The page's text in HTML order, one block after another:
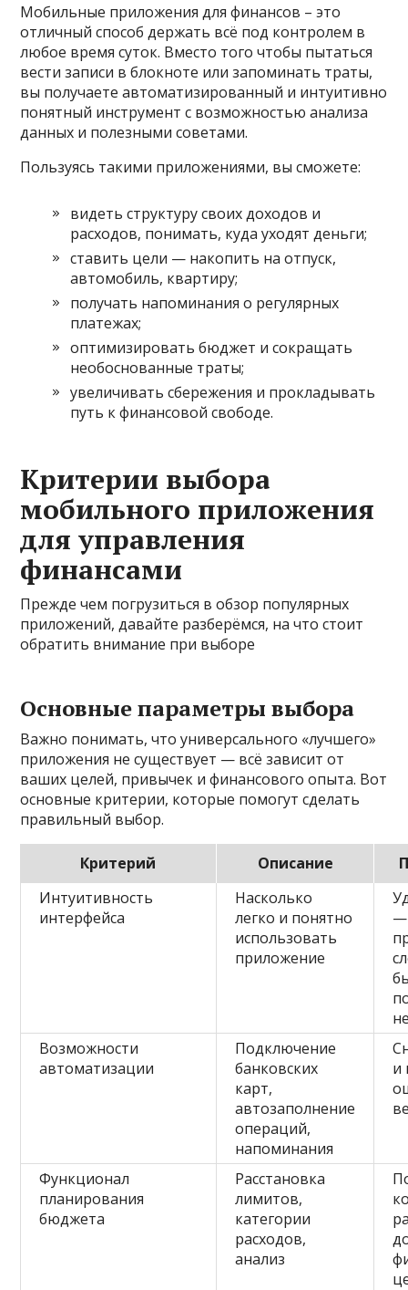
Мобильные приложения для финансов – это
отличный способ держать всё под контролем в
любое время суток. Вместо того чтобы пытаться
вести записи в блокноте или запоминать траты,
вы получаете автоматизированный и интуитивно
понятный инструмент с возможностью анализа
данных и полезными советами.
Пользуясь такими приложениями, вы сможете:
видеть структуру своих доходов и
расходов, понимать, куда уходят деньги;
ставить цели — накопить на отпуск,
автомобиль, квартиру;
получать напоминания о регулярных
платежах;
оптимизировать бюджет и сокращать
необоснованные траты;
увеличивать сбережения и прокладывать
путь к финансовой свободе.
Критерии выбора
мобильного приложения
для управления
финансами
Прежде чем погрузиться в обзор популярных
приложений, давайте разберёмся, на что стоит
обратить внимание при выборе
Основные параметры выбора
Важно понимать, что универсального «лучшего»
приложения не существует — всё зависит от
ваших целей, привычек и финансового опыта. Вот
основные критерии, которые помогут сделать
правильный выбор.
Критерий Описание
Интуитивность
интерфейса
Насколько
легко и понятно
использовать
приложение
—
Возможности
автоматизации
Подключение
банковских
карт,
автозаполнение
операций,
напоминания
и
Функционал
планирования
бюджета
Расстановка
лимитов,
категории
расходов,
анализ